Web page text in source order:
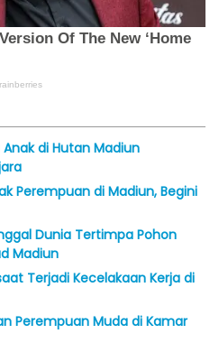
di Hutan Madiun
Perempuan di Madiun, Begini
Dunia Tertimpa Pohon
Madiun
Terjadi Kecelakaan Kerja di
Perempuan Muda di Kamar